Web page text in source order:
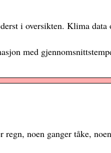
i oversikten. Klima
med
noen ganger tåke,